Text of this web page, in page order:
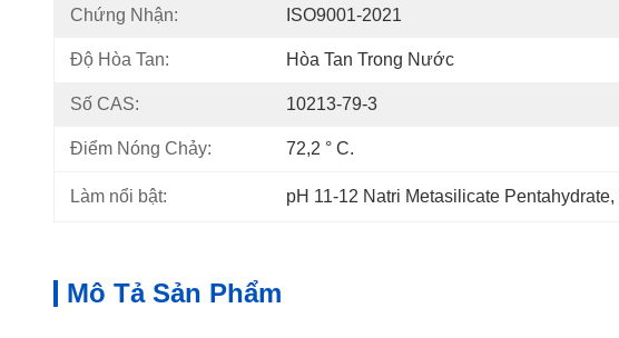
Chứng Nhận: ISO9001-2021
Độ Hòa Tan: Hòa Tan Trong Nước
Số CAS: 10213-79-3
Điểm Nóng Chảy: 72,2 ° C.
Làm nổi bật: pH 11-12 Natri Metasilicate Pentahydrate,
Mô Tả Sản Phẩm